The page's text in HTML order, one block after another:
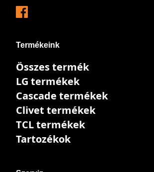
Termékeink
Összes termék
LG termékek
Cascade termékek
Clivet termékek
TCL termékek
Tartozékok